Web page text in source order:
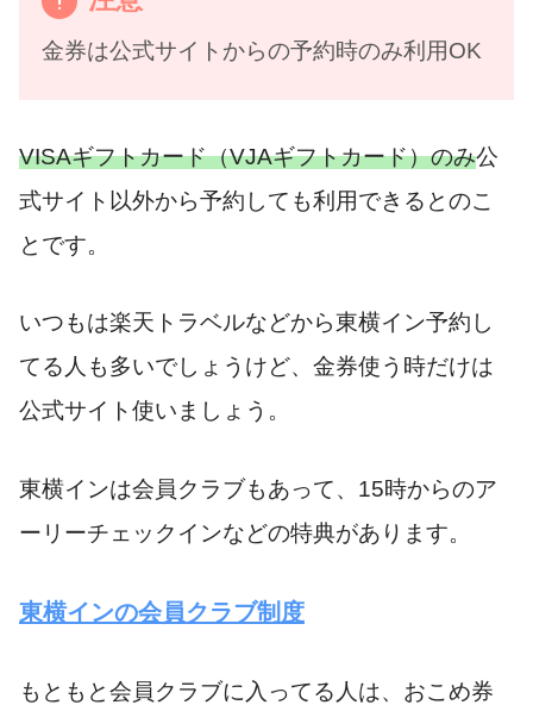
金券は公式サイトからの予約時のみ利用OK
VISAギフトカード（VJAギフトカード）のみ公
式サイト以外から予約しても利用できるとのこ
とです。
いつもは楽天トラベルなどから東横イン予約し
てる人も多いでしょうけど、金券使う時だけは
公式サイト使いましょう。
東横インは会員クラブもあって、15時からのア
ーリーチェックインなどの特典があります。
東横インの会員クラブ制度
もともと会員クラブに入ってる人は、おこめ券